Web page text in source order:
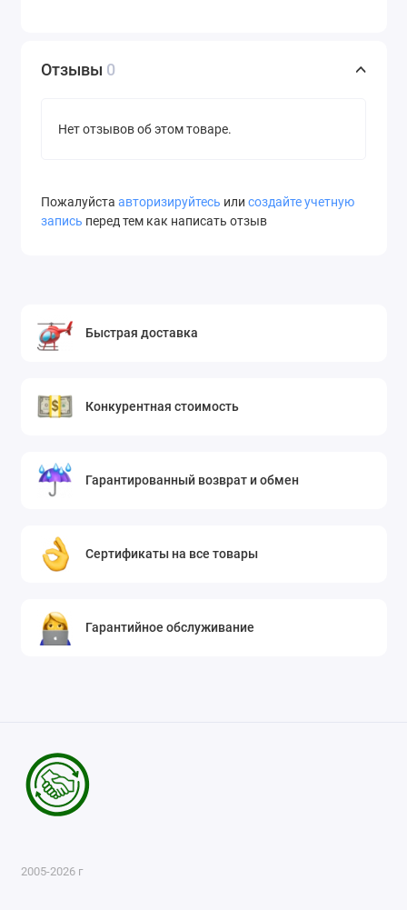
Отзывы 0
Нет отзывов об этом товаре.
Пожалуйста авторизируйтесь или создайте учетную
запись перед тем как написать отзыв
Быстрая доставка
Конкурентная стоимость
Гарантированный возврат и обмен
Сертификаты на все товары
Гарантийное обслуживание
2005-2026 г